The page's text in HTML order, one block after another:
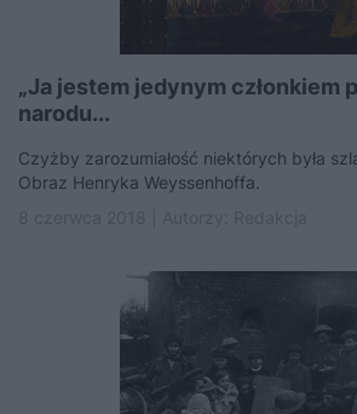
„Ja jestem jedynym członkiem
narodu...
Czyżby zarozumiałość niektórych była
Obraz Henryka Weyssenhoffa.